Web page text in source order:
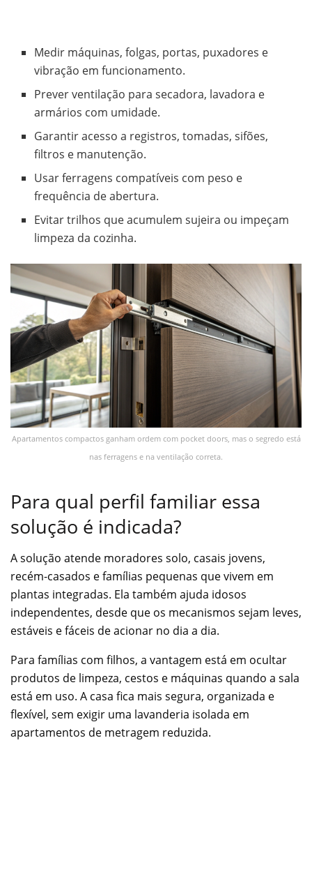
Medir máquinas, folgas, portas, puxadores e
vibração em funcionamento.
Prever ventilação para secadora, lavadora e
armários com umidade.
Garantir acesso a registros, tomadas, sifões,
filtros e manutenção.
Usar ferragens compatíveis com peso e
frequência de abertura.
Evitar trilhos que acumulem sujeira ou impeçam
limpeza da cozinha.
Apartamentos compactos ganham ordem com pocket doors, mas o segredo está
nas ferragens e na ventilação correta.
Para qual perfil familiar essa
solução é indicada?
A solução atende moradores solo, casais jovens,
recém-casados e famílias pequenas que vivem em
plantas integradas. Ela também ajuda idosos
independentes, desde que os mecanismos sejam leves,
estáveis e fáceis de acionar no dia a dia.
Para famílias com filhos, a vantagem está em ocultar
produtos de limpeza, cestos e máquinas quando a sala
está em uso. A casa fica mais segura, organizada e
flexível, sem exigir uma lavanderia isolada em
apartamentos de metragem reduzida.